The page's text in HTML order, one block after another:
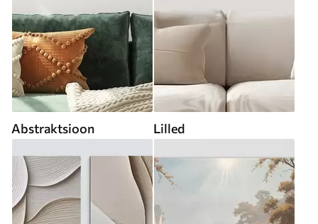
Abstraktsioon Lilled